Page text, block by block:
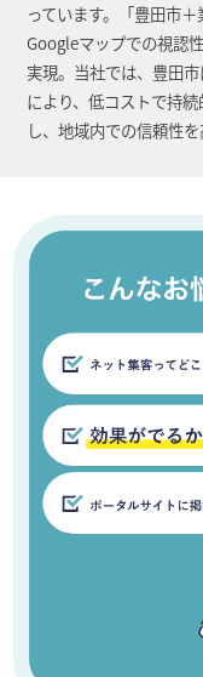
っています。「豊田市
Googleマップでの視認
実現。当社では、豊田
により、低コストで持
し、地域内での信頼性を